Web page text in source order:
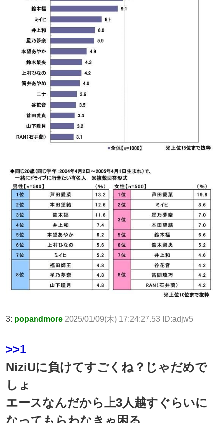
3: popandmore 2025/01/09(木) 17:24:27.53 ID:adjw5
>>1
NiziUに負けてすごくね？じゃだめで
しょ
エースなんだから上3人越すぐらいに
なってもらわなきゃ困る